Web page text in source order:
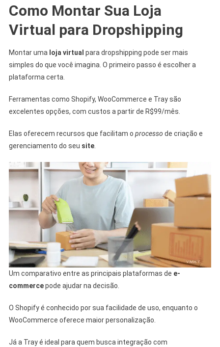
Como Montar Sua Loja
Virtual para Dropshipping
Montar uma loja virtual para dropshipping pode ser mais
simples do que você imagina. O primeiro passo é escolher a
plataforma certa.
Ferramentas como Shopify, WooCommerce e Tray são
excelentes opções, com custos a partir de R$99/mês.
Elas oferecem recursos que facilitam o processo de criação e
gerenciamento do seu site.
Um comparativo entre as principais plataformas de e-
commercepode ajudar na decisão.
O Shopify é conhecido por sua facilidade de uso, enquanto o
WooCommerce oferece maior personalização.
Já a Tray é ideal para quem busca integração com